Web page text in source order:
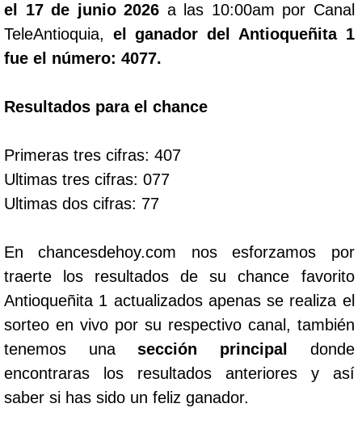
el 17 de junio 2026 a las 10:00am por Canal
TeleAntioquia, el ganador del Antioqueñita 1
fue el número: 4077.
Resultados para el chance
Primeras tres cifras: 407
Ultimas tres cifras: 077
Ultimas dos cifras: 77
En chancesdehoy.com nos esforzamos por
traerte los resultados de su chance favorito
Antioqueñita 1 actualizados apenas se realiza el
sorteo en vivo por su respectivo canal, también
tenemos unasección principal
donde
encontraras los resultados anteriores y así
saber si has sido un feliz ganador.